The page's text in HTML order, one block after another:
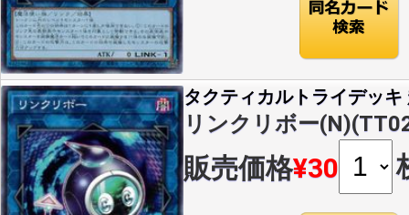
タクティカルトライデッキ
リンクリボー
販売価格¥30